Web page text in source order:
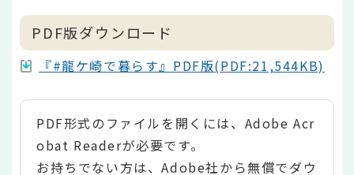
PDF版ダウンロード
『#龍ケ崎で暮らす』PDF版(PDF:21,544KB)
PDF形式のファイルを開くには、Adobe Acr
obat Readerが必要です。
お持ちでない方は、Adobe社から無償でダウ